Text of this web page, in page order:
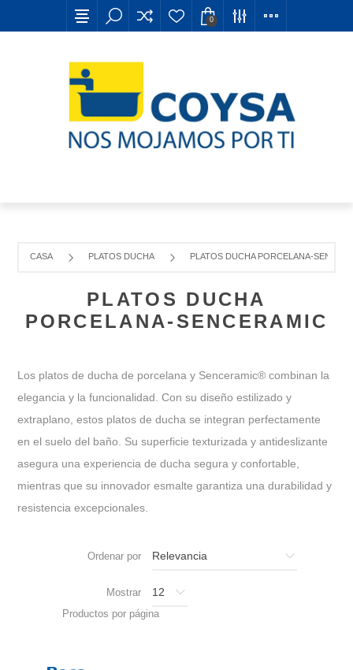
0
CASA PLATOS DUCHA PLATOS DUCHA PORCELANA-
PLATOS DUCHA
PORCELANA-SENCERAMIC
Los platos de ducha de porcelana y Senceramic® combinan la
elegancia y la funcionalidad. Con su diseño estilizado y
extraplano, estos platos de ducha se integran perfectamente
en el suelo del baño. Su superficie texturizada y antideslizante
asegura una experiencia de ducha segura y confortable,
mientras que su innovador esmalte garantiza una durabilidad y
resistencia excepcionales.
Ordenar por
Mostrar
Productos por página